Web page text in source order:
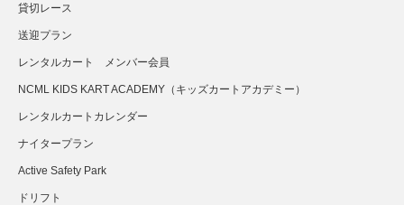
貸切レース
送迎プラン
レンタルカート メンバー会員
NCML KIDS KART ACADEMY（キッズカートアカデミー）
レンタルカートカレンダー
ナイタープラン
Active Safety Park
ドリフト